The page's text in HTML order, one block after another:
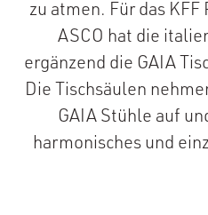
zu atmen. Für das
ASCO hat die
ergänzend die GAIA
Die Tischsäulen
GAIA Stühle auf
harmonisches und